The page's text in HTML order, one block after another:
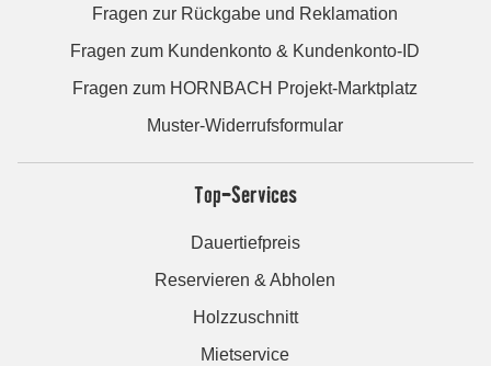
Fragen zur Rückgabe und Reklamation
Fragen zum Kundenkonto & Kundenkonto-ID
Fragen zum HORNBACH Projekt-Marktplatz
Muster-Widerrufsformular
Top-Services
Dauertiefpreis
Reservieren & Abholen
Holzzuschnitt
Mietservice